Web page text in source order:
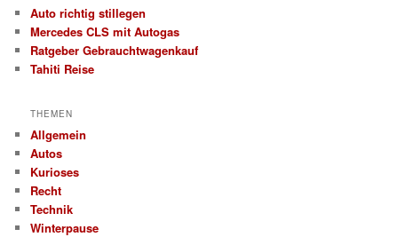
Auto richtig stillegen
Mercedes CLS mit Autogas
Ratgeber Gebrauchtwagenkauf
Tahiti Reise
THEMEN
Allgemein
Autos
Kurioses
Recht
Technik
Winterpause